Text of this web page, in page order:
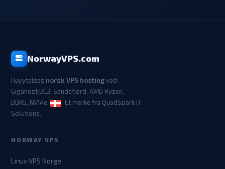
NorwayVPS.com
Høyytelses norsk VPS hostingved
Gigahost DC3, Sandefjord. AMD Ryzen,
DDR5, NVMe.
Et merke fra QuadSpark IT
Solutions.
NORWAY VPS
Linux VPS Norge